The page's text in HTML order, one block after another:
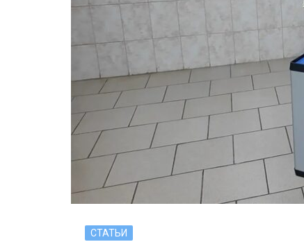
СТАТЬИ